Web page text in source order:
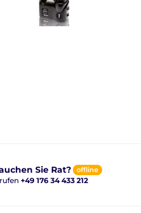
Sie Rat? offline
+49 176 34 433 212